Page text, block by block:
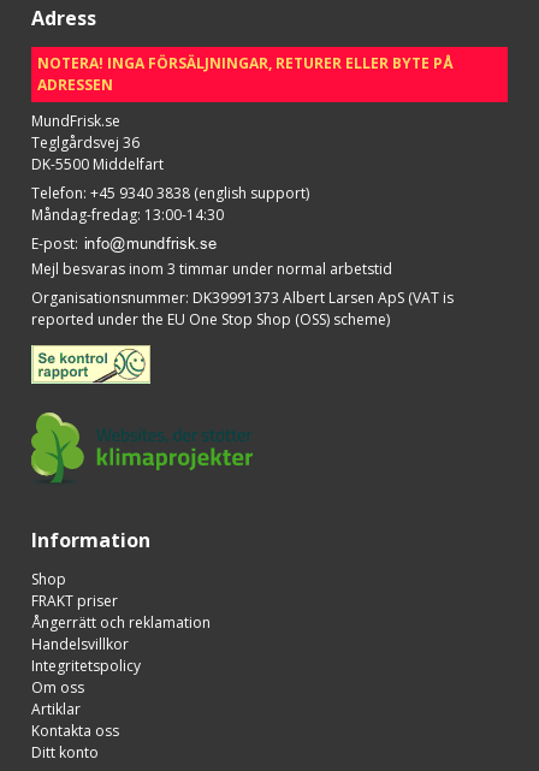
Adress
NOTERA! INGA FÖRSÄLJNINGAR, RETURER ELLER BYTE PÅ
ADRESSEN
MundFrisk.se
Teglgårdsvej 36
DK-5500 Middelfart
Telefon: +45 9340 3838 (english support)
Måndag-fredag: 13:00-14:30
E-post:
Mejl besvaras inom 3 timmar under normal arbetstid
Organisationsnummer: DK39991373 Albert Larsen ApS (VAT is
reported under the EU One Stop Shop (OSS) scheme)
Information
Shop
FRAKT priser
Ångerrätt och reklamation
Handelsvillkor
Integritetspolicy
Om oss
Artiklar
Kontakta oss
Ditt konto